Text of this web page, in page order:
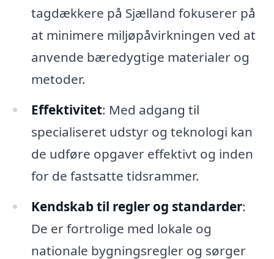
tagdækkere på Sjælland fokuserer på
at minimere miljøpåvirkningen ved at
anvende bæredygtige materialer og
metoder.
Effektivitet: Med adgang til
specialiseret udstyr og teknologi kan
de udføre opgaver effektivt og inden
for de fastsatte tidsrammer.
Kendskab til regler og standarder:
De er fortrolige med lokale og
nationale bygningsregler og sørger